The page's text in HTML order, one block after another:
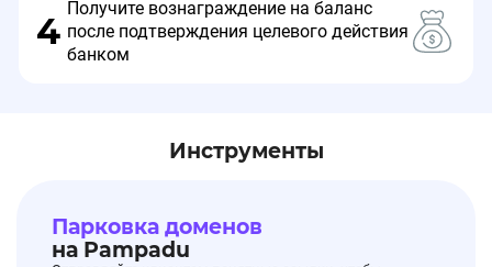
4
Получите вознаграждение на баланс
после подтверждения целевого действия
банком
Инструменты
Парковка доменов
на Pampadu